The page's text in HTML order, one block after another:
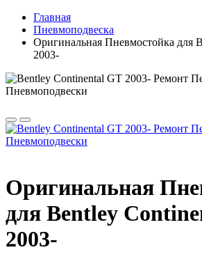
Главная
Пневмоподвеска
Оригинальная Пневмостойка для
2003-
Оригинальная
для Bentley
2003-